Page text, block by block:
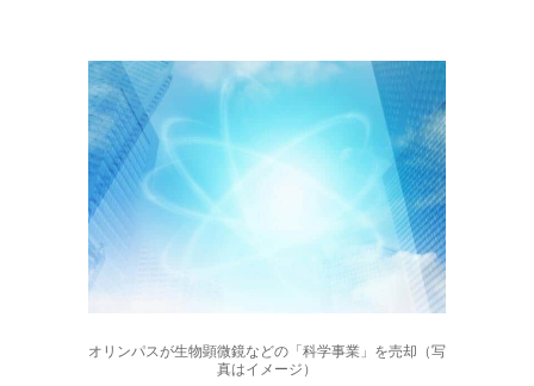
オリンパスが生物顕微鏡などの「科学事業」を売却（写
真はイメージ）